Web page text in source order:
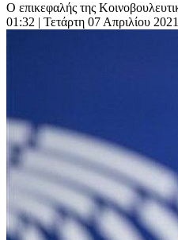
Ο επικεφαλής της
01:32 | Τετάρτη 07 Απριλίου 2021